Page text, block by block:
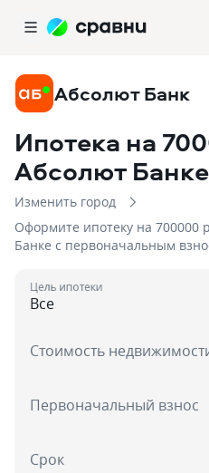
Абсолют Банк
Ипотека на
Абсолют Банке
Изменить город
Оформите ипотеку на 700000
Банке с первоначальным
Цель ипотеки
Стоимость
Первоначальный взнос
Срок